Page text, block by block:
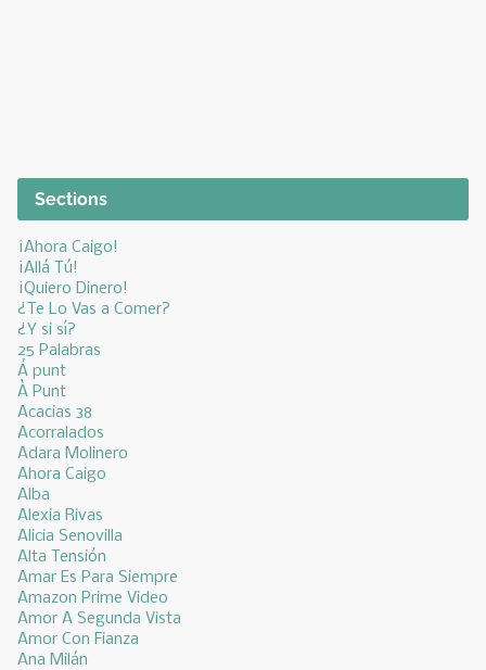
Sections
¡Ahora Caigo!
¡Allá Tú!
¡Quiero Dinero!
¿Te Lo Vas a Comer?
¿Y si sí?
25 Palabras
Á punt
À Punt
Acacias 38
Acorralados
Adara Molinero
Ahora Caigo
Alba
Alexia Rivas
Alicia Senovilla
Alta Tensión
Amar Es Para Siempre
Amazon Prime Video
Amor A Segunda Vista
Amor Con Fianza
Ana Milán